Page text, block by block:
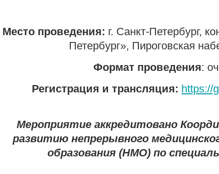
Место проведения: г. Санкт-Петербург,
Петербург», Пироговская
Формат проведения:
Регистрация и трансляция: https://
Мероприятие аккредитовано
развитию непрерывного
образования (НМО) по